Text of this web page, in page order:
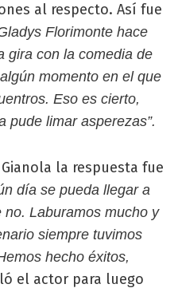
al respecto. Así fue
Florimonte hace
gira con la comedia de
momento en el que
Eso es cierto,
pude limar asperezas”.
la respuesta fue
día se pueda llegar a
Laburamos mucho y
siempre tuvimos
hecho éxitos,
el actor para luego